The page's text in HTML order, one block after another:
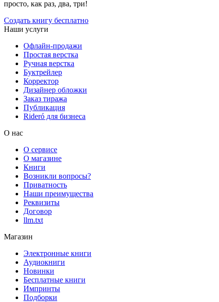
просто, как раз, два, три!
Создать книгу бесплатно
Наши услуги
Офлайн-продажи
Простая верстка
Ручная верстка
Буктрейлер
Корректор
Дизайнер обложки
Заказ тиража
Публикация
Rideró для бизнеса
О нас
О сервисе
О магазине
Книги
Возникли вопросы?
Приватность
Наши преимущества
Реквизиты
Договор
llm.txt
Магазин
Электронные книги
Аудиокниги
Новинки
Бесплатные книги
Импринты
Подборки